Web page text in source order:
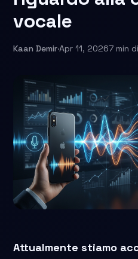
vocale
Kaan Demir·Apr 11, 20267 min
Attualmente stiamo